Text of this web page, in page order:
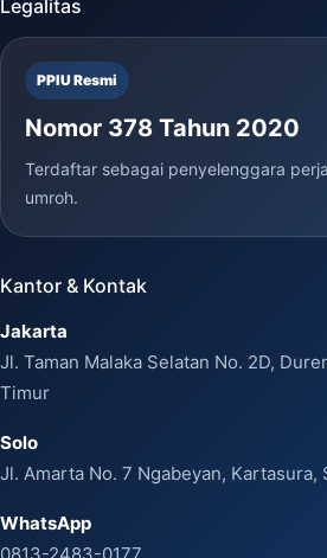
Legalitas
PPIU Resmi
Nomor 378 Tahun 2020
Terdaftar sebagai penyelenggara
umroh.
Kantor & Kontak
Jakarta
Jl. Taman Malaka Selatan No. 2D,
Timur
Solo
Jl. Amarta No. 7 Ngabeyan, Kartasura,
WhatsApp